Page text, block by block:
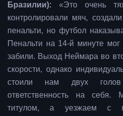
Бразилии): «Это очень
контролировали мяч,
пенальти, но футбол
Пенальти на 14-й минуте
забили. Выход Неймара во
скорости, однако
стоили нам двух
ответственность на
титулом, а уезжаем с